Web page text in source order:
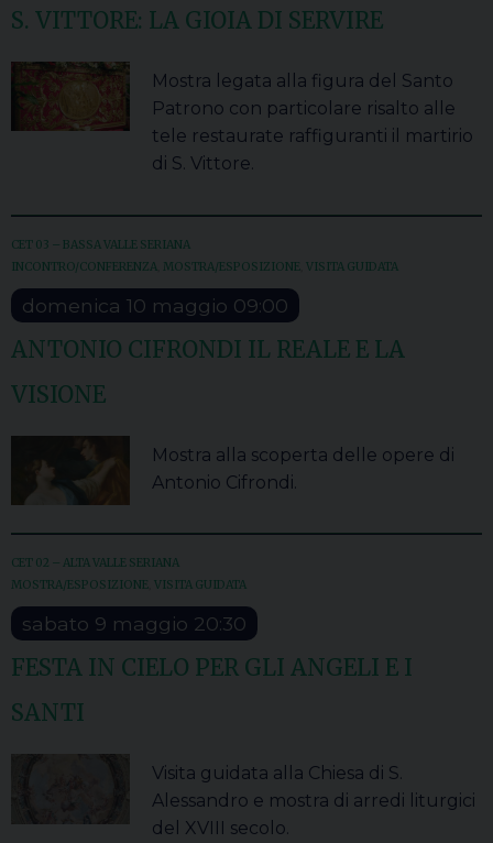
S. VITTORE: LA GIOIA DI SERVIRE
Mostra legata alla figura del Santo
Patrono con particolare risalto alle
tele restaurate raffiguranti il martirio
di S. Vittore.
CET 03 – BASSA VALLE SERIANA
INCONTRO/CONFERENZA MOSTRA/ESPOSIZIONE VISITA GUIDATA
domenica 10 maggio 09:00
ANTONIO CIFRONDI IL REALE E LA
VISIONE
Mostra alla scoperta delle opere di
Antonio Cifrondi.
CET 02 – ALTA VALLE SERIANA
MOSTRA/ESPOSIZIONE VISITA GUIDATA
sabato 9 maggio 20:30
FESTA IN CIELO PER GLI ANGELI E I
SANTI
Visita guidata alla Chiesa di S.
Alessandro e mostra di arredi liturgici
del XVIII secolo.